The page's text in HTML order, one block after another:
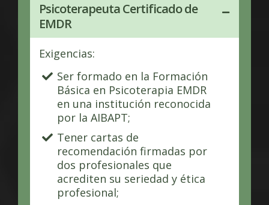
Psicoterapeuta Certificado de
EMDR
Exigencias:
Ser formado en la Formación
Básica en Psicoterapia EMDR
en una institución reconocida
por la AIBAPT;
Tener cartas de
recomendación firmadas por
dos profesionales que
acrediten su seriedad y ética
profesional;